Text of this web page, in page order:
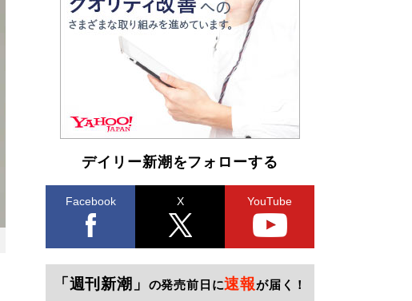
デイリー新潮をフォローする
Facebook X YouTube
「週刊新潮」 の発売前日に速報が届く！